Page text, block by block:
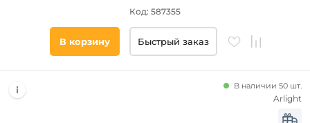
Помещение
Код: 587355
В корзину Быстрый заказ
В наличии 50 шт.
Arlight